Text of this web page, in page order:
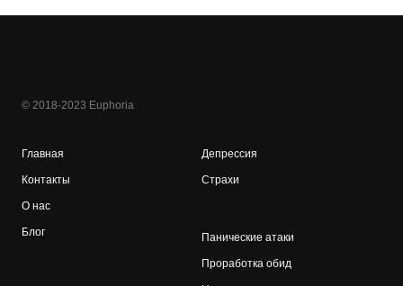
© 2018-2023 Euphoria
Главная
Контакты
О нас
Блог
Депрессия
Страхи
Панические атаки
Проработка обид